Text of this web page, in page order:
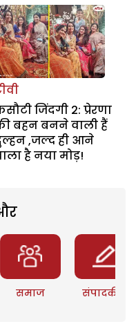
जिंदगी 2: प्रेरणा
बहन बनने वाली हैं
,जल्द ही आने
है नया मोड़!
समाज संपादकीय